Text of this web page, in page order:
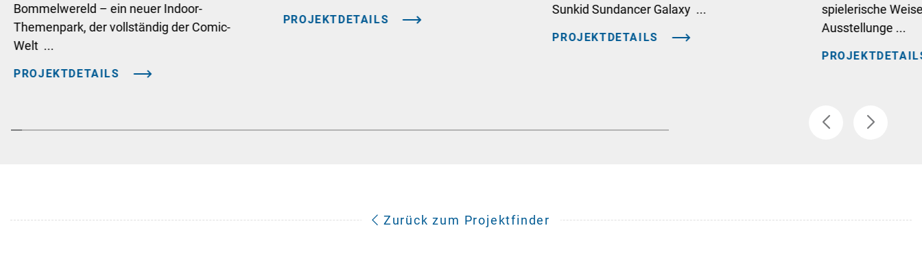
Bommelwereld – ein neuer Indoor-
Themenpark, der vollständig der Comic-
Welt ...
PROJEKTDETAILS
PROJEKTDETAILS
Sunkid Sundancer Galaxy ...
PROJEKTDETAILS
spielerische
Ausstellunge ...
Zurück zum Projektfinder